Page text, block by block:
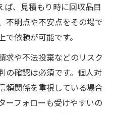
ば、見積もり時に回収品目
不明点や不安点をその場で
依頼が可能です。
求や不法投棄などのリスク
の確認は必須です。個人対
頼関係を重視している場合
ーフォローも受けやすいの